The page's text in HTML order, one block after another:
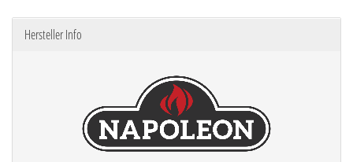
Hersteller Info